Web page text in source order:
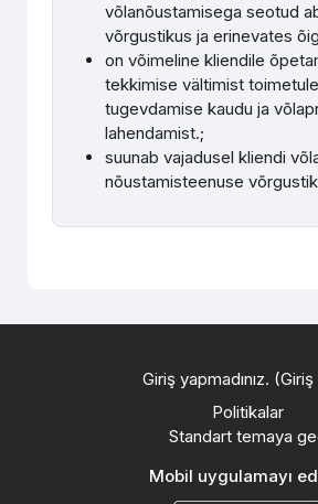
võlanõustamisega seotud
võrgustikus ja erinevates
on võimeline kliendile
tekkimise vältimist
tugevdamise kaudu ja
lahendamist.;
suunab vajadusel kliendi
nõustamisteenuse
Giriş yapmadınız. (Giriş
Politikalar
Standart temaya
Mobil uygulamayı